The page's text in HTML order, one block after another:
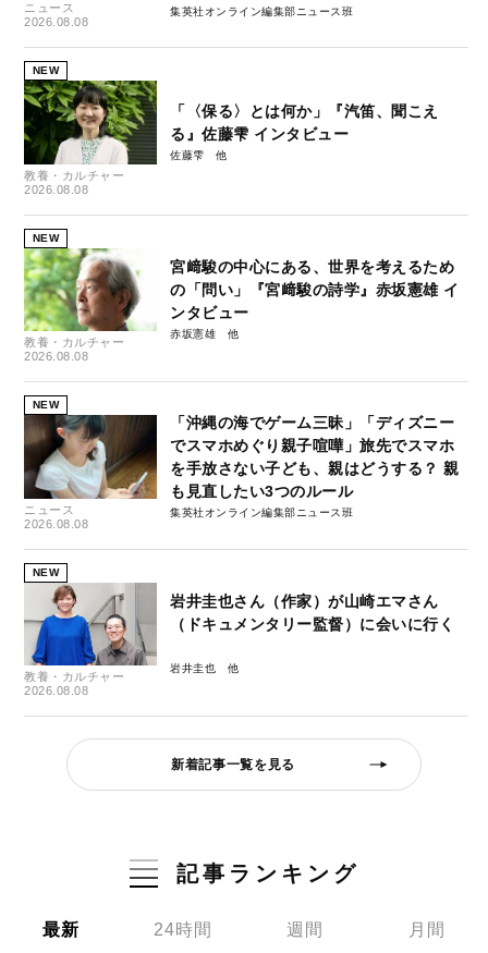
ニュース
2026.08.08
集英社オンライン編集部ニュース班
NEW
教養・カルチャー
2026.08.08
「〈保る〉とは何か」『汽笛、聞こえ
る』佐藤雫 インタビュー
佐藤雫
NEW
教養・カルチャー
2026.08.08
宮﨑駿の中心にある、世界を考えるため
の「問い」『宮﨑駿の詩学』赤坂憲雄 イ
ンタビュー
赤坂憲雄
NEW
ニュース
2026.08.08
「沖縄の海でゲーム三昧」「ディズニー
でスマホめぐり親子喧嘩」旅先でスマホ
を手放さない子ども、親はどうする？ 親
も見直したい3つのルール
集英社オンライン編集部ニュース班
NEW
教養・カルチャー
2026.08.08
岩井圭也さん（作家）が山崎エマさん
（ドキュメンタリー監督）に会いに行く
岩井圭也
新着記事一覧を見る
記事ランキング
最新 24時間 週間 月間